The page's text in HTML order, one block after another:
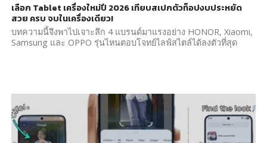
เลือก Tablet เครื่องใหม่ปี 2026 เทียบสเปกตัวท็อปงบประหยัด
สวย ครบ จบในเครื่องเดียว!
บทความนี้จึงพาไปเจาะลึก 4 แบรนด์มาแรงอย่าง HONOR, Xiaomi,
Samsung และ OPPO รุ่นไหนตอบโจทย์ไลฟ์สไตล์ได้ลงตัวที่สุด